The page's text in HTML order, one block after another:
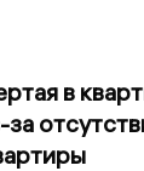
в
за